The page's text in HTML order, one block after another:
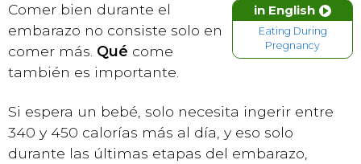
in English
Eating During
Pregnancy
Comer bien durante el
embarazo no consiste solo en
comer más. Qué come
también es importante.
Si espera un bebé, solo necesita ingerir entre
340 y 450 calorías más al día, y eso solo
durante las últimas etapas del embarazo,